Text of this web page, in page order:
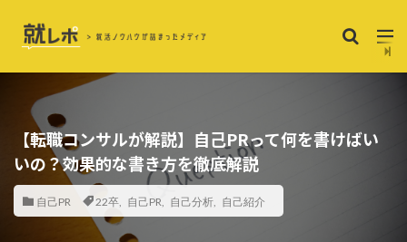
【転職コンサルが解説】自己PRって何を書けばい
いの？効果的な書き方を徹底解説
自己PR 22卒 自己PR 自己分析 自己紹介